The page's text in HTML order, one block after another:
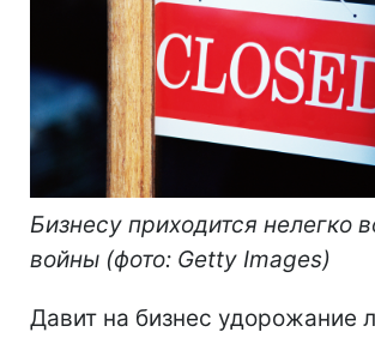
Бизнесу приходится нелегко
войны (фото: Getty Images)
Давит на бизнес удорожание